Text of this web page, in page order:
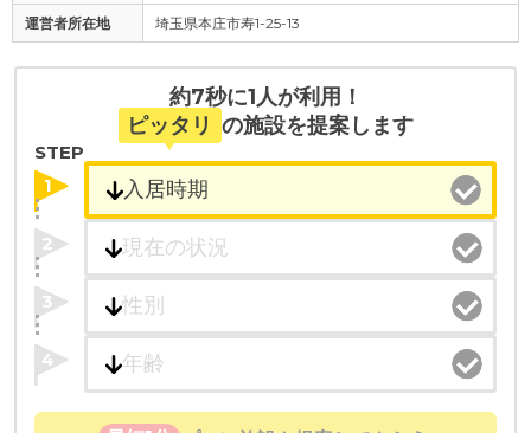
運営者所在地 埼玉県本庄市寿1-25-13
約7秒に1人が利用！
ピッタリ の施設を提案します
STEP
1
2
3
4